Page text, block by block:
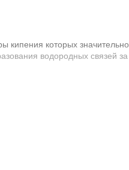
кипения которых значительно
водородных связей за